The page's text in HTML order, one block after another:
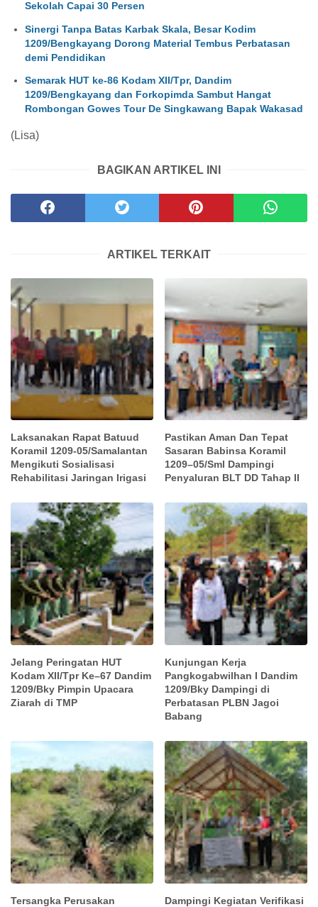
Sekolah Capai 30 Persen
Sinergi Tanpa Batas Karbak Skala, Besar Kodim
1209/Bengkayang Dorong Material Tembus Perbatasan
demi Pendidikan
Semarak HUT ke-86 Kodam XII/Tpr, Dandim
1209/Bengkayang dan Forkopimda Sambut Hangat
Rombongan Gowes Tour De Singkawang Bapak Wakasad
(Lisa)
BAGIKAN ARTIKEL INI
ARTIKEL TERKAIT
Laksanakan Rapat Batuud
Koramil 1209-05/Samalantan
Mengikuti Sosialisasi
Rehabilitasi Jaringan Irigasi
Pastikan Aman Dan Tepat
Sasaran Babinsa Koramil
1209–05/Sml Dampingi
Penyaluran BLT DD Tahap II
Jelang Peringatan HUT
Kodam XII/Tpr Ke–67 Dandim
1209/Bky Pimpin Upacara
Ziarah di TMP
Kunjungan Kerja
Pangkogabwilhan I Dandim
1209/Bky Dampingi di
Perbatasan PLBN Jagoi
Babang
Tersangka Perusakan
Dampingi Kegiatan Verifikasi